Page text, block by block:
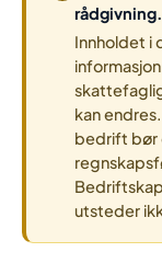
rådgivning.
Innholdet i
kan
bedrift bør
utsteder